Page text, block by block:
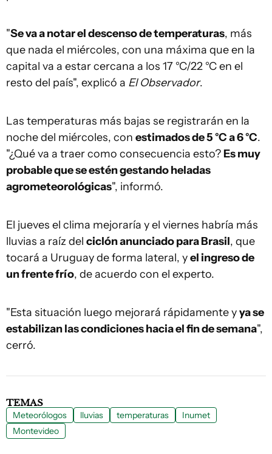
"Se va a notar el descenso de temperaturas, más
que nada el miércoles, con una máxima que en la
capital va a estar cercana a los 17 °C/22 °C en el
resto del país", explicó a El Observador.
Las temperaturas más bajas se registrarán en la
noche del miércoles, con estimados de 5 °C a 6 °C.
"¿Qué va a traer como consecuencia esto? Es muy
probable que se estén gestando heladas
agrometeorológicas", informó.
El jueves el clima mejoraría y el viernes habría más
lluvias a raíz del ciclón anunciado para Brasil, que
tocará a Uruguay de forma lateral, yel ingreso de
un frente frío, de acuerdo con el experto.
"Esta situación luego mejorará rápidamente yya se
estabilizan las condiciones hacia el fin de semana",
cerró.
TEMAS
Meteorólogos lluvias temperaturas
Inumet
Montevideo